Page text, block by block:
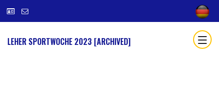
LEHER SPORTWOCHE 2023 [ARCHIVED]